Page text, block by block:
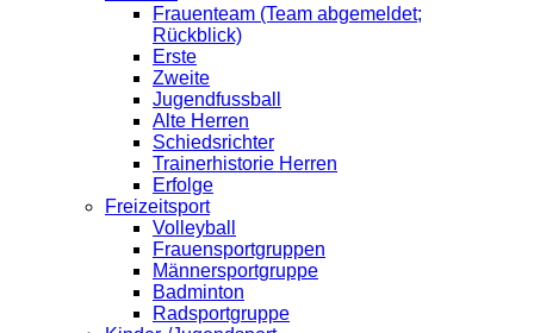
Frauenteam (Team abgemeldet;
Rückblick)
Erste
Zweite
Jugendfussball
Alte Herren
Schiedsrichter
Trainerhistorie Herren
Erfolge
Freizeitsport
Volleyball
Frauensportgruppen
Männersportgruppe
Badminton
Radsportgruppe